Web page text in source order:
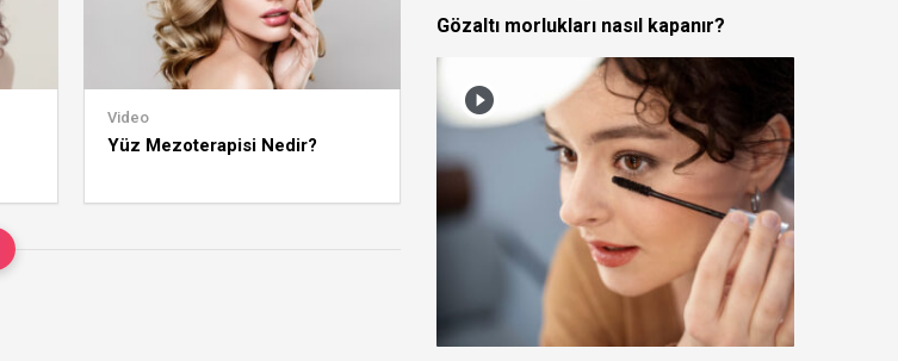
Video
Yüz Mezoterapisi Nedir?
Gözaltı morlukları nasıl kapanır?